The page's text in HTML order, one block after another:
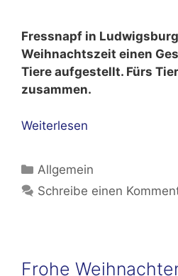
Fressnapf in
Weihnachtszeit einen
Tiere aufgestellt. Fürs
zusammen.
Weiterlesen
Kategorien
Allgemein
Schreibe einen
Frohe